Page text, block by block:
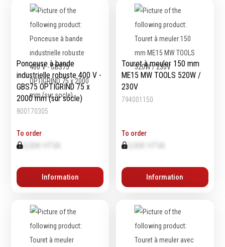
Ponceuse à bande
industrielle robuste 400 V -
GBS75 OPTIGRIND 75 x
2000 mm (sur socle)
800170305
To order
0,00€ HTVA
Information
Touret à meuler 150 mm
ME15 MW TOOLS 520W /
230V
794001150
To order
Information